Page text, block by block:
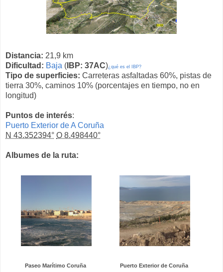
Distancia: 21,9 km
Dificultad: Baja ( IBP: 37AC)¿qué es el IBP?
Tipo de superficies: Carreteras asfaltadas 60%, pistas de
tierra 30%, caminos 10% (porcentajes en tiempo, no en
longitud)
Puntos de interés:
Puerto Exterior de A Coruña
N 43.352394° O 8.498440°
Albumes de la ruta:
Paseo Marítimo Coruña Puerto Exterior de Coruña